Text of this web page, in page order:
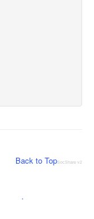
SocShare v2
Back to Top
.